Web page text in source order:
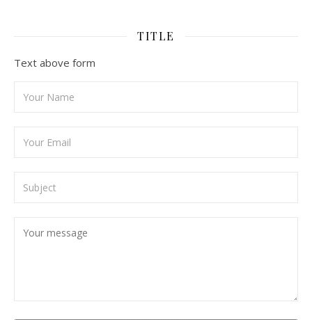
TITLE
Text above form